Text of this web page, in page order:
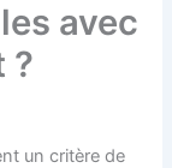
avec
?
un critère de